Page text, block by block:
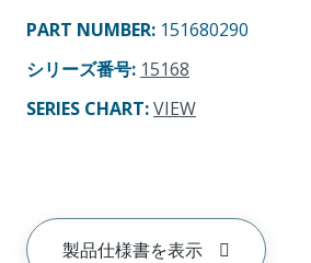
PART NUMBER: 151680290
シリーズ番号: 15168
SERIES CHART:VIEW
製品仕様書を表示